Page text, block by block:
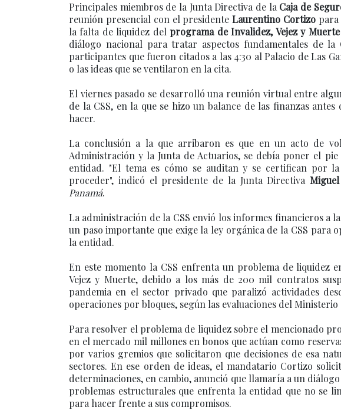
Principales miembros de la Junta Directiva de la Caja de
reunión presencial con el presidenteLaurentino Cortizo
la falta de liquidez del programa de Invalidez, Vejez y Muerte
diálogo nacional para tratar aspectos fundamentales de
participantes que fueron citados a las 4:30 al Palacio de Las
o las ideas que se ventilaron en la cita.
El viernes pasado se desarrolló una reunión virtual entre
de la CSS, en la que se hizo un balance de las finanzas
hacer.
La conclusión a la que arribaron es que en un acto de
Administración y la Junta de Actuarios, se debía poner el
entidad. "El tema es cómo se auditan y se certifican por
proceder", indicó el presidente de la Junta Directiva
Panamá.
La administración de la CSS envió los informes financieros a
un paso importante que exige la ley orgánica de la CSS para
la entidad.
En este momento la CSS enfrenta un problema de liquidez
Vejez y Muerte, debido a los más de 200 mil contratos
pandemia en el sector privado que paralizó actividades
operaciones por bloques, según las evaluaciones del Ministerio
Para resolver el problema de liquidez sobre el mencionado
en el mercado mil millones en bonos que actúan como
por varios gremios que solicitaron que decisiones de esa
sectores. En ese orden de ideas, el mandatario Cortizo
determinaciones, en cambio, anunció que llamaría a un
problemas estructurales que enfrenta la entidad que no se
para hacer frente a sus compromisos.